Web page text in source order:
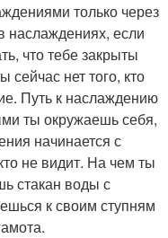
только через
наслаждениях, если
что тебе закрыты
сейчас нет того, кто
Путь к наслаждению
ты окружаешь себя,
начинается с
не видит. На чем ты
стакан воды с
к своим ступням